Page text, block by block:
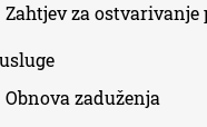
Zahtjev za ostvarivanje
Obnova zaduženja